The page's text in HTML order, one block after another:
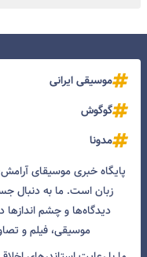
موسیقی ایرانی
گوگوش
مدونا
پایگاه خبری موسیقای
زبان است. ما به دنبال
دیدگاه‌ها و چشم انداز‌ها
موسیقی، فیلم و